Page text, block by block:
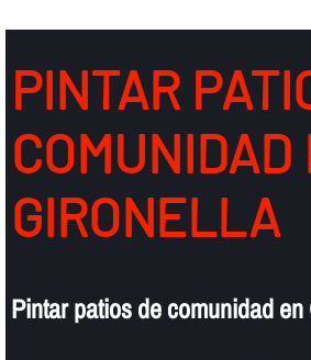
PINTAR
COMUNIDAD
GIRONELLA
Pintar patios de comunidad